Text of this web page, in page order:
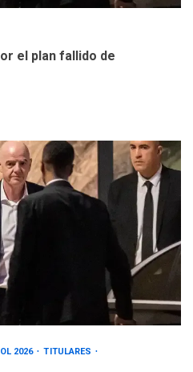
el plan fallido de
2026
TITULARES